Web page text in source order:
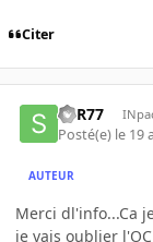
Citer
SoR77
Posté(e) le 19
AUTEUR
Merci dl'info...Ca
je vais oublier